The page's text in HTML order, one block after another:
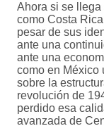
Ahora si se
como Costa
pesar de sus
ante una
ante una
como en México
sobre la
revolución de
perdido esa
avanzada de